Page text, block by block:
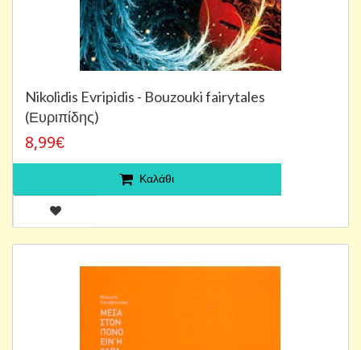
Nikolidis Evripidis - Bouzouki fairytales
(Ευριπίδης)
8,99€
Καλάθι